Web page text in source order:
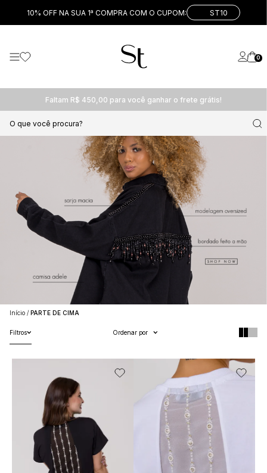
10% OFF NA SUA 1ª COMPRA COM O CUPOM: ST10
0
Faltam R$ 450,00 para você ganhar o frete grátis!
O que você procura?
PARTE DE CIMA
Início PARTE DE CIMA
Filtros Ordenar por